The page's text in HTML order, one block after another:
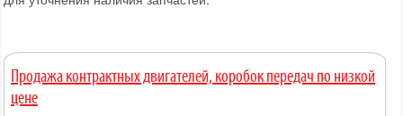
Продажа контрактных двигателей, коробок передач по низкой
цене